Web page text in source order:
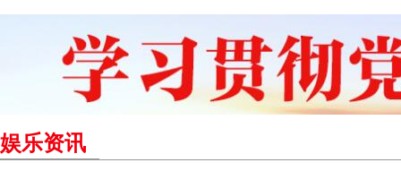
娱乐资讯